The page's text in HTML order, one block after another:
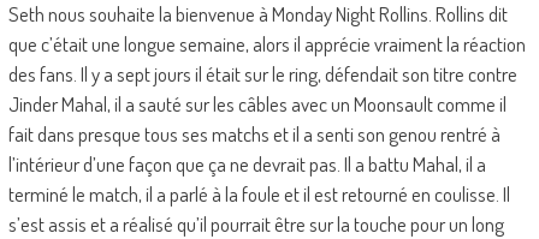
Seth nous souhaite la bienvenue à Monday Night Rollins. Rollins dit
que c’était une longue semaine, alors il apprécie vraiment la réaction
des fans. Il y a sept jours il était sur le ring, défendait son titre contre
Jinder Mahal, il a sauté sur les câbles avec un Moonsault comme il
fait dans presque tous ses matchs et il a senti son genou rentré à
l’intérieur d’une façon que ça ne devrait pas. Il a battu Mahal, il a
terminé le match, il a parlé à la foule et il est retourné en coulisse. Il
s’est assis et a réalisé qu’il pourrait être sur la touche pour un long